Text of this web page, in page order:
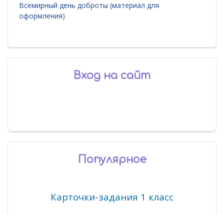
Всемирный день доброты (материал для
оформления)
Вход на сайт
Популярное
Карточки-задания 1 класс